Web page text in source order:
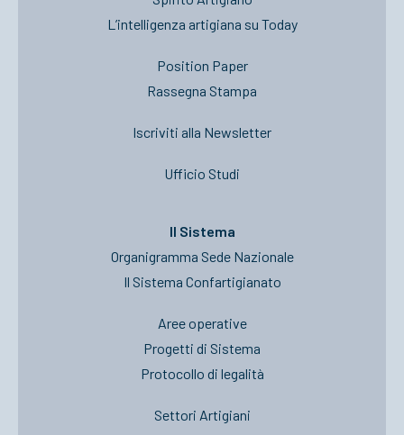
L’intelligenza artigiana su Today
Position Paper
Rassegna Stampa
Iscriviti alla Newsletter
Ufficio Studi
Il Sistema
Organigramma Sede Nazionale
Il Sistema Confartigianato
Aree operative
Progetti di Sistema
Protocollo di legalità
Settori Artigiani